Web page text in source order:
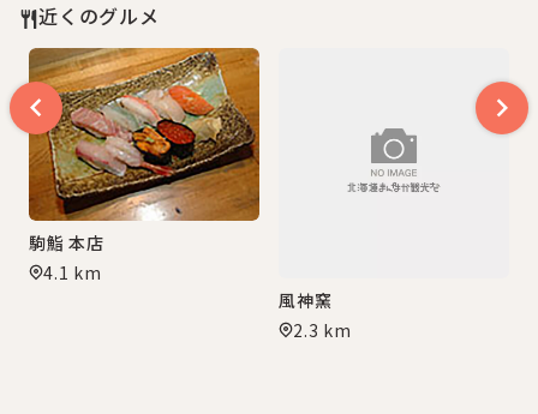
近くのグルメ
駒鮨 本店
4.1 km
風神窯
2.3 km